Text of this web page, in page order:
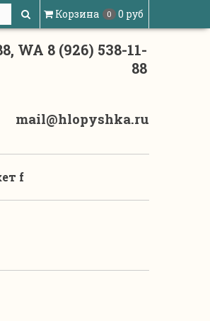
Корзина 0 0 руб
WA 8 (926) 538-11-
88
mail@hlopyshka.ru
f